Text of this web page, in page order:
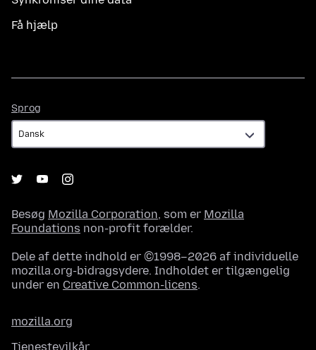
Få hjælp
Sprog
Besøg Mozilla Corporation, som er Mozilla
Foundations non-profit forælder.
Dele af dette indhold er ©1998–2026 af individuelle
mozilla.org-bidragsydere. Indholdet er tilgængelig
under en Creative Common-licens.
mozilla.org
Tjenestevilkår